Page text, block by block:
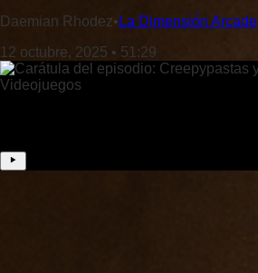
Daemian Rhodez• La Dimensión Arcade
12 octubre, 2025 • 51:29